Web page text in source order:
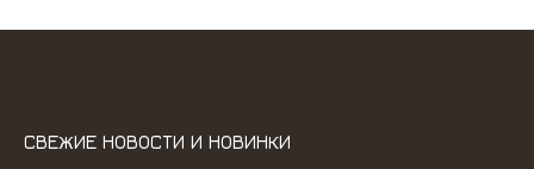
СВЕЖИЕ НОВОСТИ И НОВИНКИ